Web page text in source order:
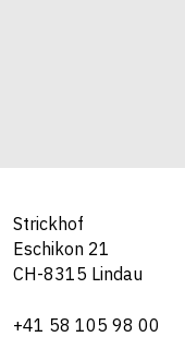
Strickhof
Eschikon 21
CH-8315 Lindau
+41 58 105 98 00